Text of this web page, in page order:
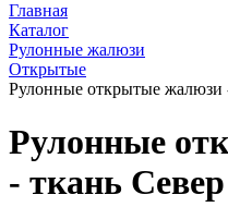
Главная
Каталог
Рулонные жалюзи
Открытые
Рулонные открытые жалюзи
Рулонные
- ткань Север